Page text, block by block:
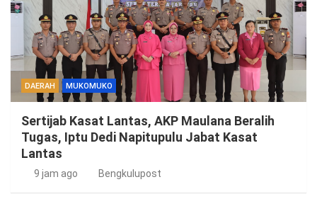
DAERAH MUKOMUKO
Sertijab Kasat Lantas, AKP Maulana Beralih
Tugas, Iptu Dedi Napitupulu Jabat Kasat
Lantas
9 jam ago Bengkulupost